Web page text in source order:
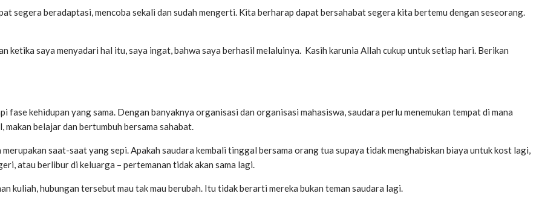
segera beradaptasi, mencoba sekali dan sudah mengerti. Kita berharap dapat bersahabat segera kita bertemu dengan seseorang.
ketika saya menyadari hal itu, saya ingat, bahwa saya berhasil melaluinya. Kasih karunia Allah cukup untuk setiap hari. Berikan
kehidupan yang sama. Dengan banyaknya organisasi dan organisasi mahasiswa, saudara perlu menemukan tempat di mana
belajar dan bertumbuh bersama sahabat.
saat-saat yang sepi. Apakah saudara kembali tinggal bersama orang tua supaya tidak menghabiskan biaya untuk kost lagi,
atau berlibur di keluarga – pertemanan tidak akan sama lagi.
kuliah, hubungan tersebut mau tak mau berubah. Itu tidak berarti mereka bukan teman saudara lagi.